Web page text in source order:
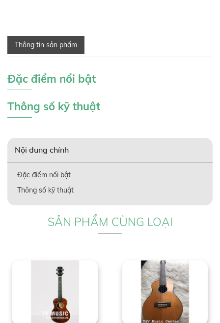
Thông tin sản phẩm
Đặc điểm nổi bật
Thông số kỹ thuật
Nội dung chính
Đặc điểm nổi bật
Thông số kỹ thuật
SẢN PHẨM CÙNG LOẠI